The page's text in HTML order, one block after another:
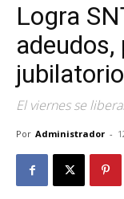
Logra
El viernes se
Por Administrador -